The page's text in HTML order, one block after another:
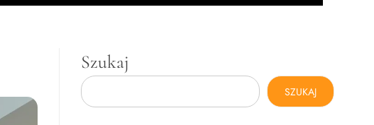
Szukaj
SZUKAJ